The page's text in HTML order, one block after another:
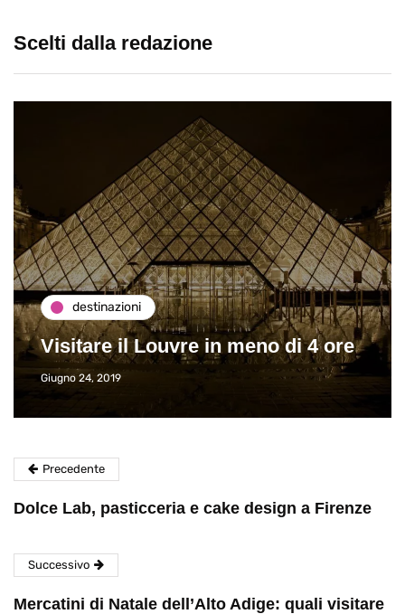
Scelti dalla redazione
destinazioni
Visitare il Louvre in meno di 4 ore
Giugno 24, 2019
Precedente
Dolce Lab, pasticceria e cake design a Firenze
Successivo
Mercatini di Natale dell’Alto Adige: quali visitare